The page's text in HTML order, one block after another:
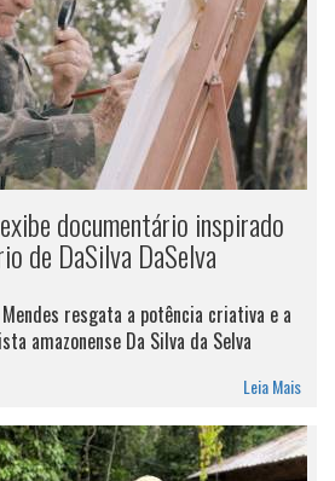
documentário inspirado
de DaSilva DaSelva
resgata a potência criativa e a
amazonense Da Silva da Selva
Leia Mais